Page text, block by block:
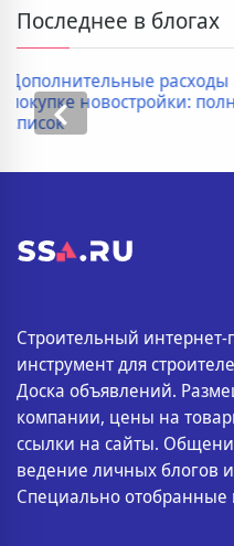
Последнее в блогах
Когда
Строительный интернет-
инструмент для
Доска объявлений.
компании, цены на
ссылки на сайты.
ведение личных блогов
Специально отобранные